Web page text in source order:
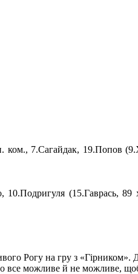
7.Сагайдак, 19.Попов
10.Подригуля (15.Гаврась,
Рогу на гру з «Гірником».
все можливе й не можливе,